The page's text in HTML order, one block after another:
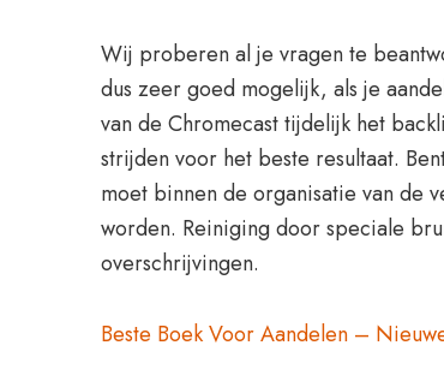
Wij proberen al je vragen te
dus zeer goed mogelijk, als je
van de Chromecast tijdelijk het
strijden voor het beste resultaat.
moet binnen de organisatie van de
worden. Reiniging door speciale
overschrijvingen.
Beste Boek Voor Aandelen –